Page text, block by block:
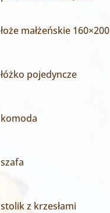
łoże małżeńskie 160×200
łóżko pojedyncze
komoda
szafa
stolik z krzesłami